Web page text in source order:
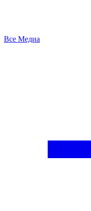
Все Медиа